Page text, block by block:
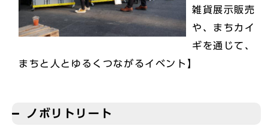
雑貨展示販売
や、まちカイ
ギを通じて、
まちと人とゆるくつながるイベント】
ノボリトリート